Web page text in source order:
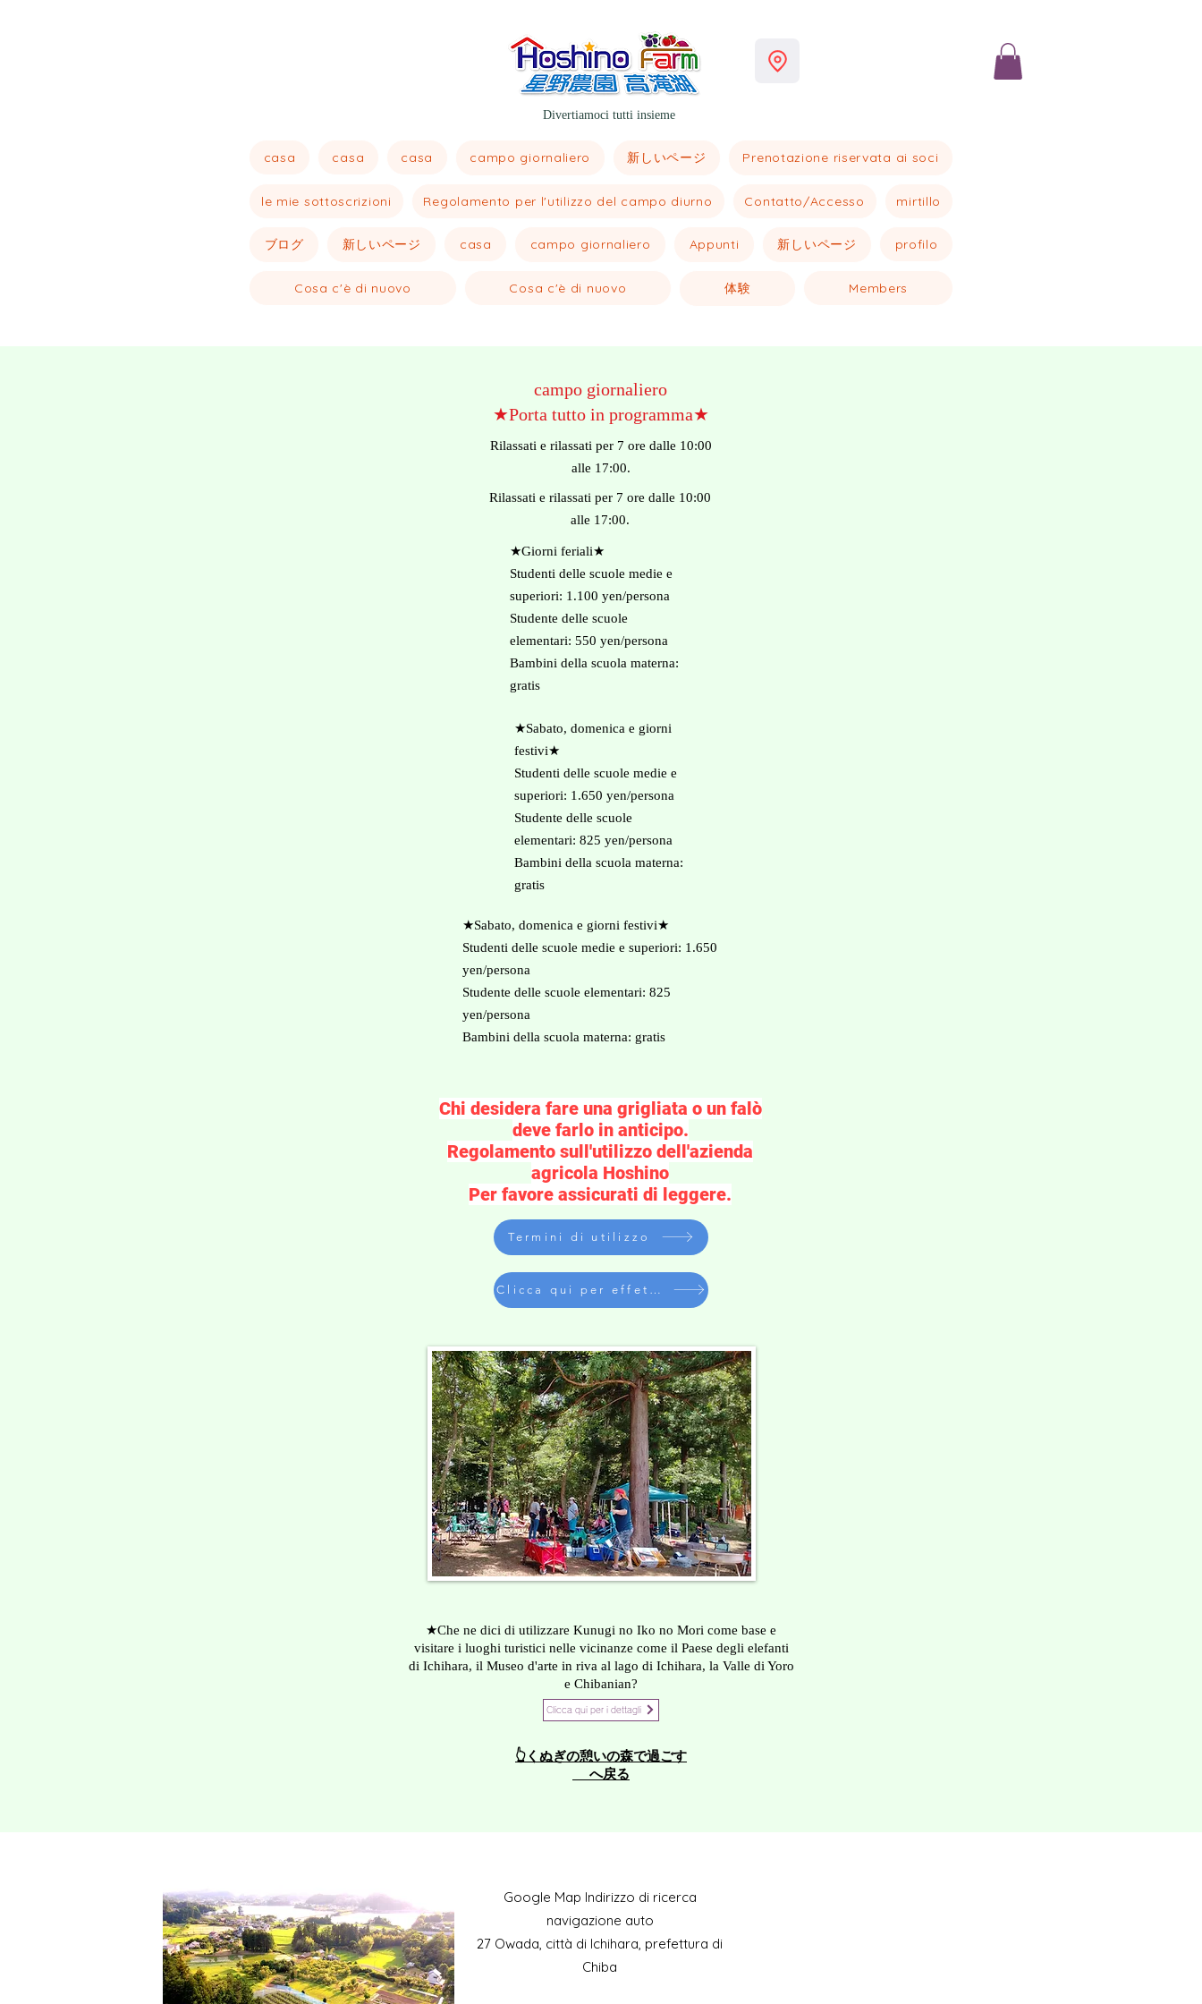
Divertiamoci tutti insieme
casa casa casa campo giornaliero 新しいページ Prenotazione riservata ai soci
le mie sottoscrizioni Regolamento per l'utilizzo del campo diurno Contatto/Accesso mirtillo
ブログ 新しいページ casa campo giornaliero Appunti 新しいページ profilo
Cosa c'è di nuovo Cosa c'è di nuovo 体験 Members
campo giornaliero
★Porta tutto in programma★
Rilassati e rilassati per 7 ore dalle 10:00
alle 17:00.
Rilassati e rilassati per 7 ore dalle 10:00
alle 17:00.
​★Giorni feriali★
Studenti delle scuole medie e
superiori: 1.100 yen/persona
Studente delle scuole
elementari: 550 yen/persona
Bambini della scuola materna:
gratis
★Sabato, domenica e giorni
festivi★
Studenti delle scuole medie e
superiori: 1.650 yen/persona
Studente delle scuole
elementari: 825 yen/persona
Bambini della scuola materna:
gratis
★Sabato, domenica e giorni festivi★
Studenti delle scuole medie e superiori: 1.650
yen/persona
Studente delle scuole elementari: 825
yen/persona
Bambini della scuola materna: gratis
​Chi desidera fare una grigliata o un falò
deve farlo in anticipo.
Regolamento sull'utilizzo dell'azienda
agricola Hoshino
Per favore assicurati di leggere.
Termini di utilizzo
Clicca qui per effettuare una prenotazione
★Che ne dici di utilizzare Kunugi no Iko no Mori come base e
visitare i luoghi turistici nelle vicinanze come il Paese degli elefanti
di Ichihara, il Museo d'arte in riva al lago di Ichihara, la Valle di Yoro
e Chibanian?
Clicca qui per i dettagli
👆くぬぎの憩いの森で過ごす
へ戻る
​Google Map Indirizzo di ricerca
navigazione auto
27 Owada, città di Ichihara, prefettura di
Chiba